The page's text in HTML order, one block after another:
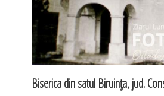
Biserica din satul Biruinţa, jud.